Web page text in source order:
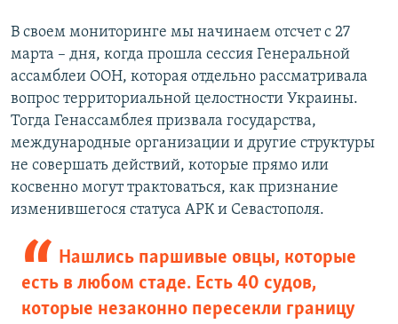
В своем мониторинге мы начинаем отсчет с 27
марта – дня, когда прошла сессия Генеральной
ассамблеи ООН, которая отдельно рассматривала
вопрос территориальной целостности Украины.
Тогда Генассамблея призвала государства,
международные организации и другие структуры
не совершать действий, которые прямо или
косвенно могут трактоваться, как признание
изменившегося статуса АРК и Севастополя.
Нашлись паршивые овцы, которые
есть в любом стаде. Есть 40 судов,
которые незаконно пересекли границу